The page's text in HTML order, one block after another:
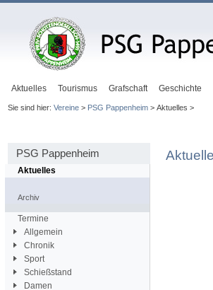
Aktuelles Tourismus Grafschaft Geschichte
Sie sind hier: Vereine> PSG Pappenheim> Aktuelles >
PSG Pappenheim
Aktuelles
Archiv
Termine
Allgemein
Chronik
Sport
Schießstand
Damen